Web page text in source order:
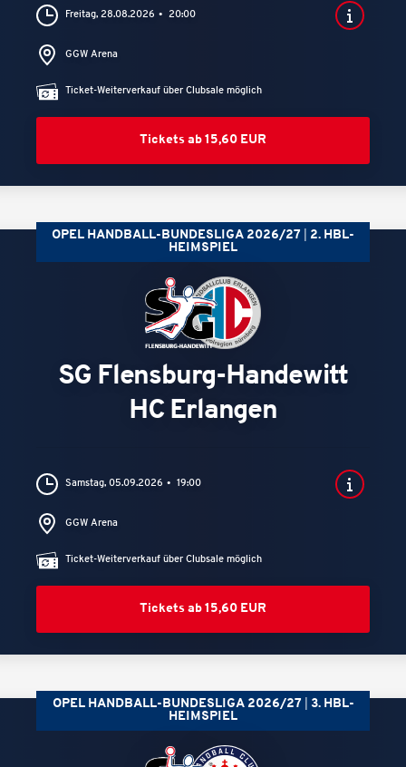
Freitag, 28.08.2026 20:00
GGW Arena
Ticket-Weiterverkauf über Clubsale möglich
Tickets ab 15,60 EUR
OPEL HANDBALL-BUNDESLIGA 2026/27
2. HBL-
HEIMSPIEL
SG Flensburg-Handewitt
HC Erlangen
Samstag, 05.09.2026 19:00
GGW Arena
Ticket-Weiterverkauf über Clubsale möglich
Tickets ab 15,60 EUR
OPEL HANDBALL-BUNDESLIGA 2026/27
3. HBL-
HEIMSPIEL